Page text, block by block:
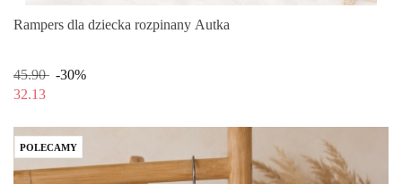
Rampers dla dziecka rozpinany Autka
45.90
-30%
32.13
POLECAMY